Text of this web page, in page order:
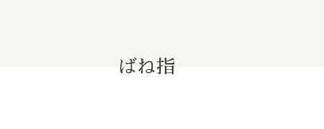
ばね指